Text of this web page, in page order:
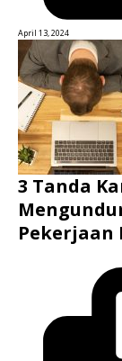
April 13, 2024
3 Tanda
Pekerjaan